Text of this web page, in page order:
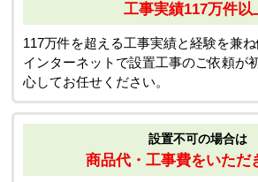
工事実績117万件以
117万件を超える工事実績と経験を兼ね
インターネットで設置工事のご依頼が
心してお任せください。
設置不可の場合は
商品代・工事費をいただ